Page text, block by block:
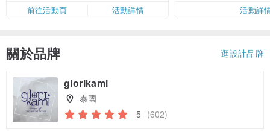
前往活動頁 活動詳情
活動詳
關於品牌 逛設計品牌
glorikami
泰國
5 (602)